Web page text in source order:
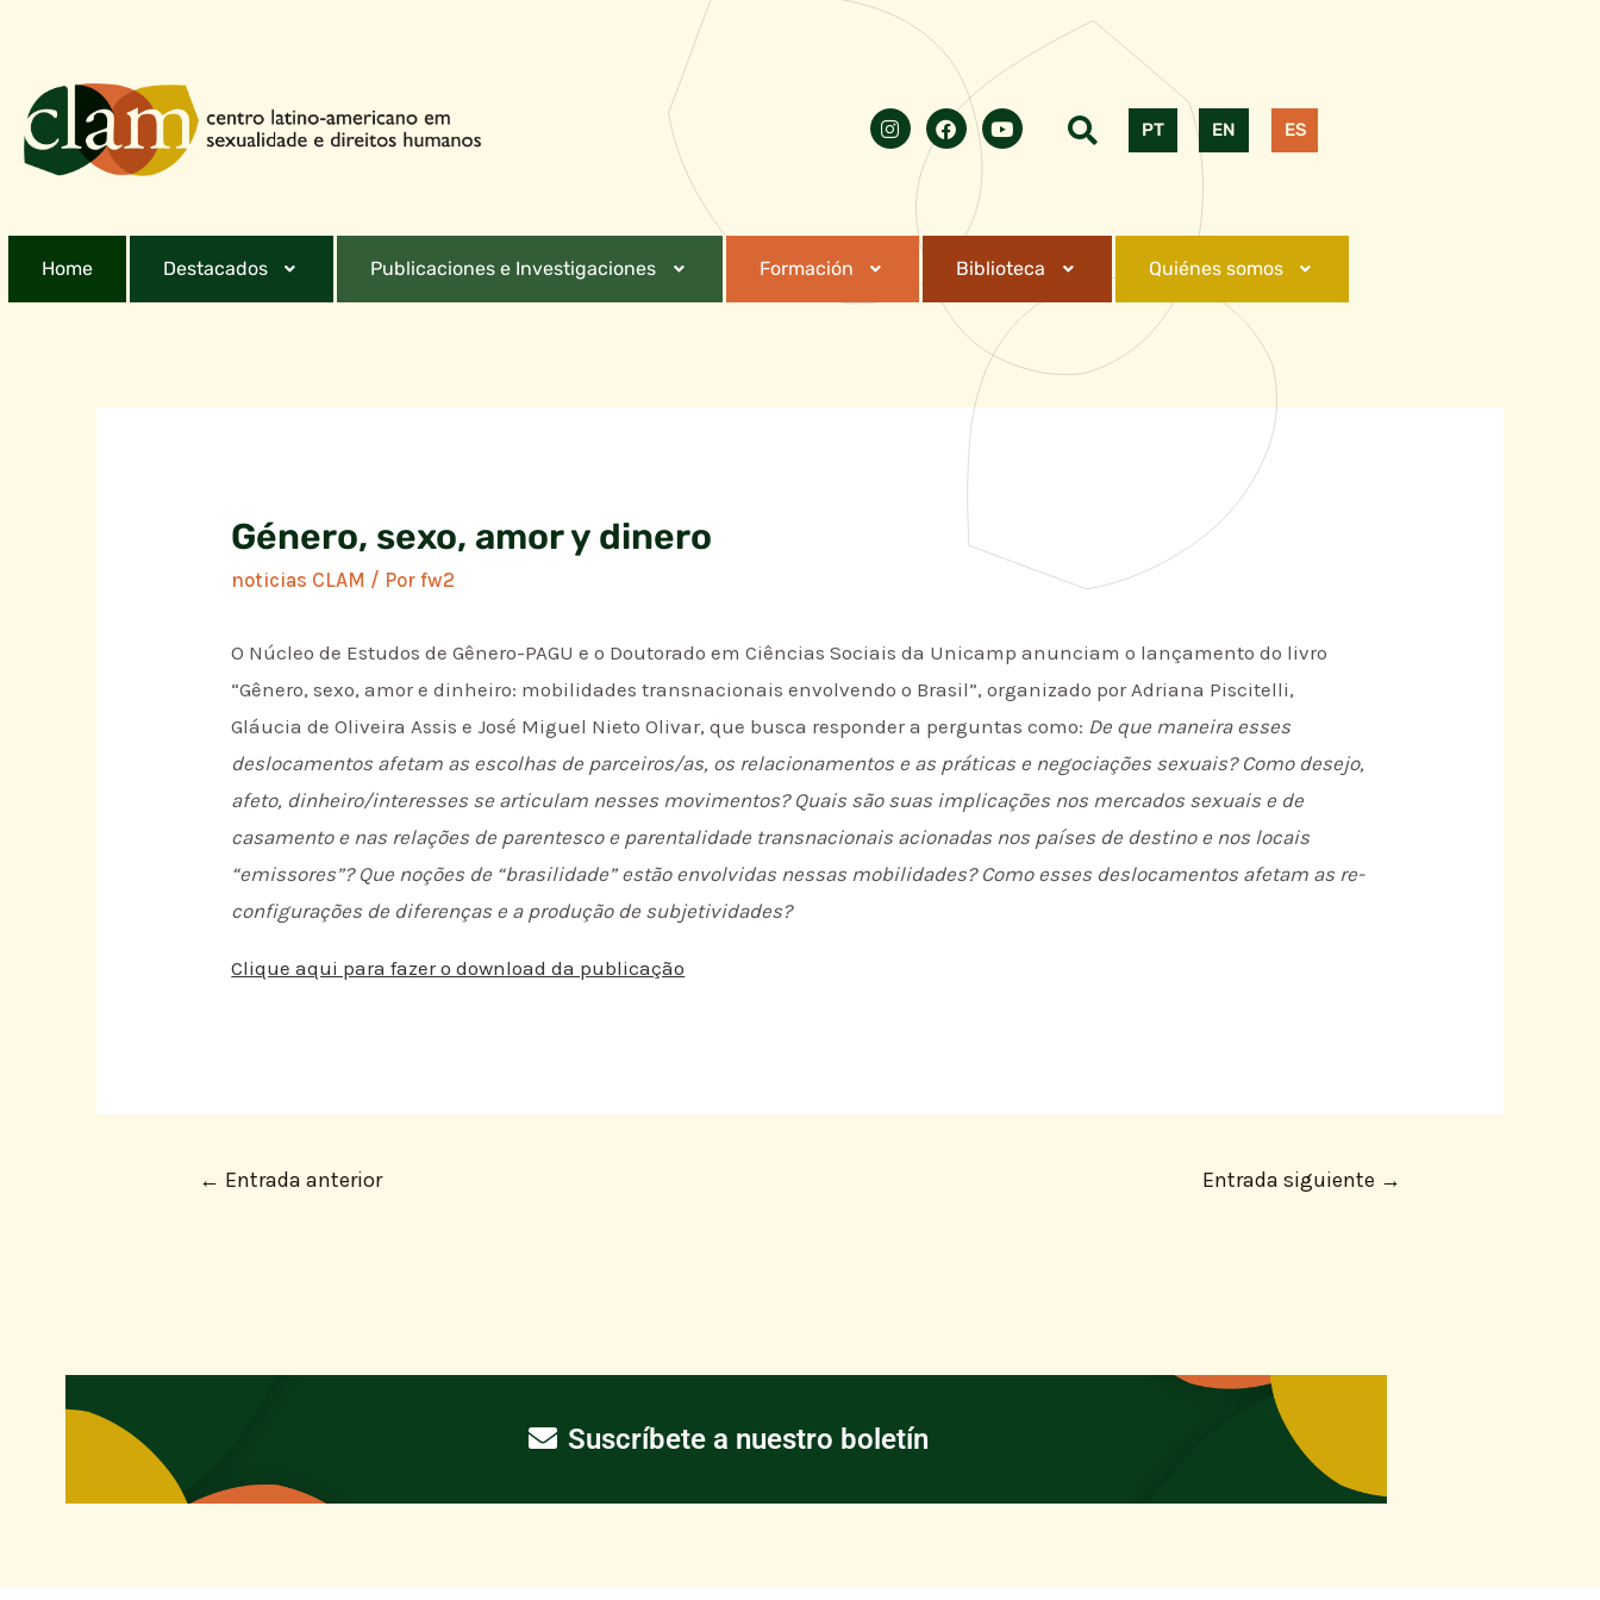
PT EN ES
Home Destacados Publicaciones e Investigaciones Formación Biblioteca Quiénes somos
Género, sexo, amor y dinero
noticias CLAM / Porfw2
O Núcleo de Estudos de Gênero-PAGU e o Doutorado em Ciências Sociais da Unicamp anunciam o lançamento do livro
“Gênero, sexo, amor e dinheiro: mobilidades transnacionais envolvendo o Brasil”, organizado por Adriana Piscitelli,
Gláucia de Oliveira Assis e José Miguel Nieto Olivar, que busca responder a perguntas como: De que maneira esses
deslocamentos afetam as escolhas de parceiros/as, os relacionamentos e as práticas e negociações sexuais? Como desejo,
afeto, dinheiro/interesses se articulam nesses movimentos? Quais são suas implicações nos mercados sexuais e de
casamento e nas relações de parentesco e parentalidade transnacionais acionadas nos países de destino e nos locais
“emissores”? Que noções de “brasilidade” estão envolvidas nessas mobilidades? Como esses deslocamentos afetam as re-
configurações de diferenças e a produção de subjetividades?
Clique aqui para fazer o download da publicação
← Entrada anterior Entrada siguiente →
Suscríbete a nuestro boletín